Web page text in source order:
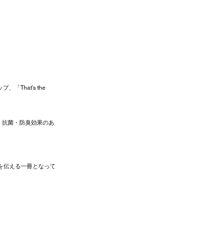
、「That’s the
菌・防臭効果のあ
伝える一冊となって